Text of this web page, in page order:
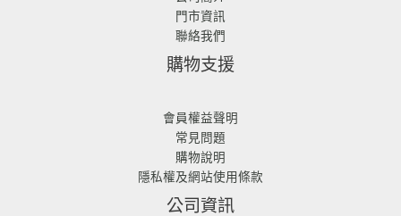
門市資訊
聯絡我們
購物支援
會員權益聲明
常見問題
購物說明
隱私權及網站使用條款
公司資訊